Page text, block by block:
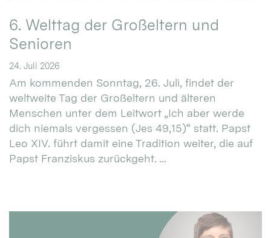
6. Welttag der Großeltern und
Senioren
24. Juli 2026
Am kommenden Sonntag, 26. Juli, findet der
weltweite Tag der Großeltern und älteren
Menschen unter dem Leitwort „Ich aber werde
dich niemals vergessen (Jes 49,15)“ statt. Papst
Leo XIV. führt damit eine Tradition weiter, die auf
Papst Franziskus zurückgeht. ...